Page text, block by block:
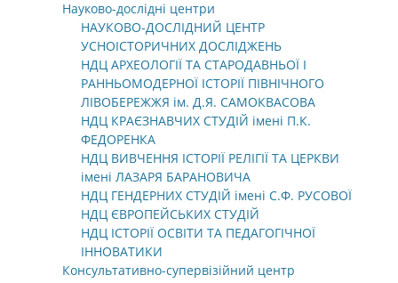
Науково-дослідні центри
НАУКОВО-ДОСЛІДНИЙ ЦЕНТР
УСНОІСТОРИЧНИХ ДОСЛІДЖЕНЬ
НДЦ АРХЕОЛОГІЇ ТА СТАРОДАВНЬОЇ І
РАННЬОМОДЕРНОЇ ІСТОРІЇ ПІВНІЧНОГО
ЛІВОБЕРЕЖЖЯ ім. Д.Я. САМОКВАСОВА
НДЦ КРАЄЗНАВЧИХ СТУДІЙ імені П.К.
ФЕДОРЕНКА
НДЦ ВИВЧЕННЯ ІСТОРІЇ РЕЛІГІЇ ТА ЦЕРКВИ
імені ЛАЗАРЯ БАРАНОВИЧА
НДЦ ГЕНДЕРНИХ СТУДІЙ імені С.Ф. РУСОВОЇ
НДЦ ЄВРОПЕЙСЬКИХ СТУДІЙ
НДЦ ІСТОРІЇ ОСВІТИ ТА ПЕДАГОГІЧНОЇ
ІННОВАТИКИ
Консультативно-супервізійний центр